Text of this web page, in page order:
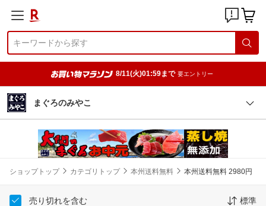
8/11(火)01:59まで 要エントリー
まぐろのみやこ
ショップトップ カテゴリトップ 本州送料無料 本州送料無料 2980円
売り切れを含む 標準